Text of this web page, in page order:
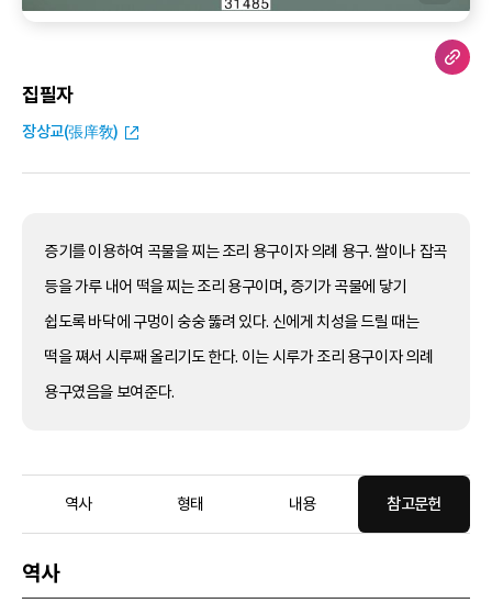
집필자
장상교(張庠敎)
증기를 이용하여 곡물을 찌는 조리 용구이자 의례 용구. 쌀이나 잡곡
등을 가루 내어 떡을 찌는 조리 용구이며, 증기가 곡물에 닿기
쉽도록 바닥에 구멍이 숭숭 뚫려 있다. 신에게 치성을 드릴 때는
떡을 쪄서 시루째 올리기도 한다. 이는 시루가 조리 용구이자 의례
용구였음을 보여준다.
역사 형태 내용 참고문헌
역사